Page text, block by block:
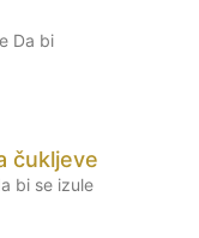
Da bi
čukljeve
bi se izule